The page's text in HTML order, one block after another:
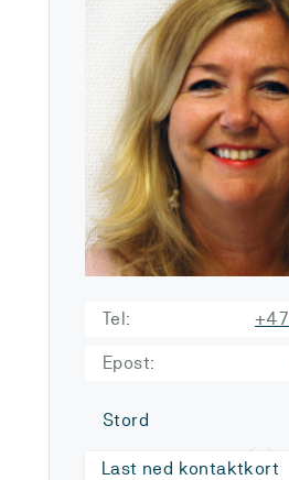
Tel: +47
Epost:
Stord
Last ned kontaktkort